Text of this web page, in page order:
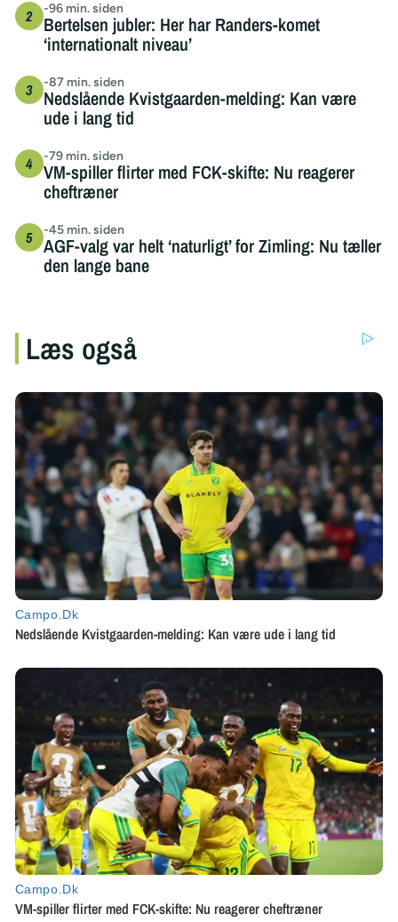
-96 min. siden
Bertelsen jubler: Her har Randers-komet
‘internationalt niveau’
-87 min. siden
Nedslående Kvistgaarden-melding: Kan være
ude i lang tid
-79 min. siden
VM-spiller flirter med FCK-skifte: Nu reagerer
cheftræner
-45 min. siden
AGF-valg var helt ‘naturligt’ for Zimling: Nu tæller
den lange bane